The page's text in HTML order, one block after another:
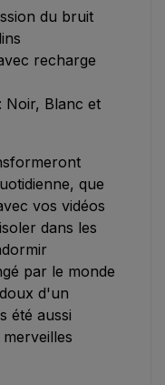
du bruit
recharge
Noir, Blanc et
que
vos vidéos
dans les
par le monde
d'un
été aussi